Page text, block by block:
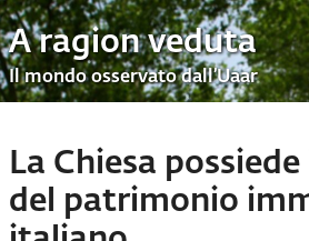
A ragion veduta
Il mondo osservato dall’Uaar
La Chiesa
del patrimonio